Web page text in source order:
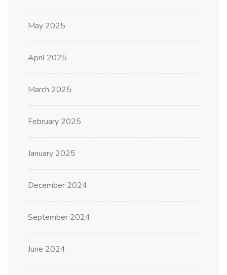
May 2025
April 2025
March 2025
February 2025
January 2025
December 2024
September 2024
June 2024